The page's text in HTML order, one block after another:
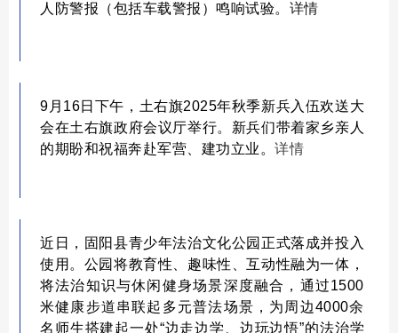
人防警报（包括车载警报）鸣响试验。 详情
9月16日下午，土右旗2025年秋季新兵入伍欢送大
会在土右旗政府会议厅举行。新兵们带着家乡亲人
的期盼和祝福奔赴军营、建功立业。 详情
近日，固阳县青少年法治文化公园正式落成并投入
使用。公园将教育性、趣味性、互动性融为一体，
将法治知识与休闲健身场景深度融合，通过1500
米健康步道串联起多元普法场景，为周边4000余
名师生搭建起一处“边走边学、边玩边悟”的法治学